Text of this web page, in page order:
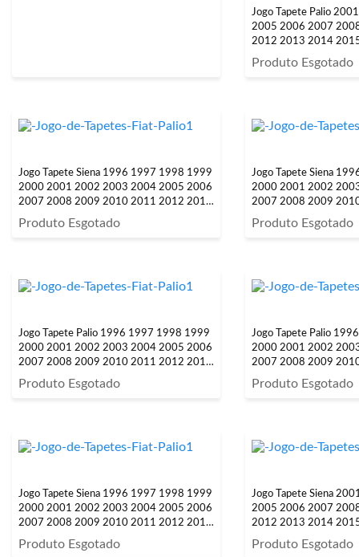
Jogo Tapete Palio
2005 2006 2007
2012 2013 2014
Produto Esgotado
Jogo Tapete Siena 1996 1997 1998 1999
2000 2001 2002 2003 2004 2005 2006
2007 2008 2009 2010 2011 2012 2013
2014 2015 2016 4 Peças
Produto Esgotado
Jogo Tapete Siena
2000 2001 2002
2007 2008 2009
2014 2015 2016 Com
Produto Esgotado
Jogo Tapete Palio 1996 1997 1998 1999
2000 2001 2002 2003 2004 2005 2006
2007 2008 2009 2010 2011 2012 2013
2014 2015 2016 2017 Com Carpete 4
Peças
Produto Esgotado
Jogo Tapete Palio
2000 2001 2002
2007 2008 2009
Peças
Produto Esgotado
Jogo Tapete Siena 1996 1997 1998 1999
2000 2001 2002 2003 2004 2005 2006
2007 2008 2009 2010 2011 2012 2013
2014 2015 2016 4 Peças
Produto Esgotado
Jogo Tapete Siena
2005 2006 2007
2012 2013 2014
Produto Esgotado